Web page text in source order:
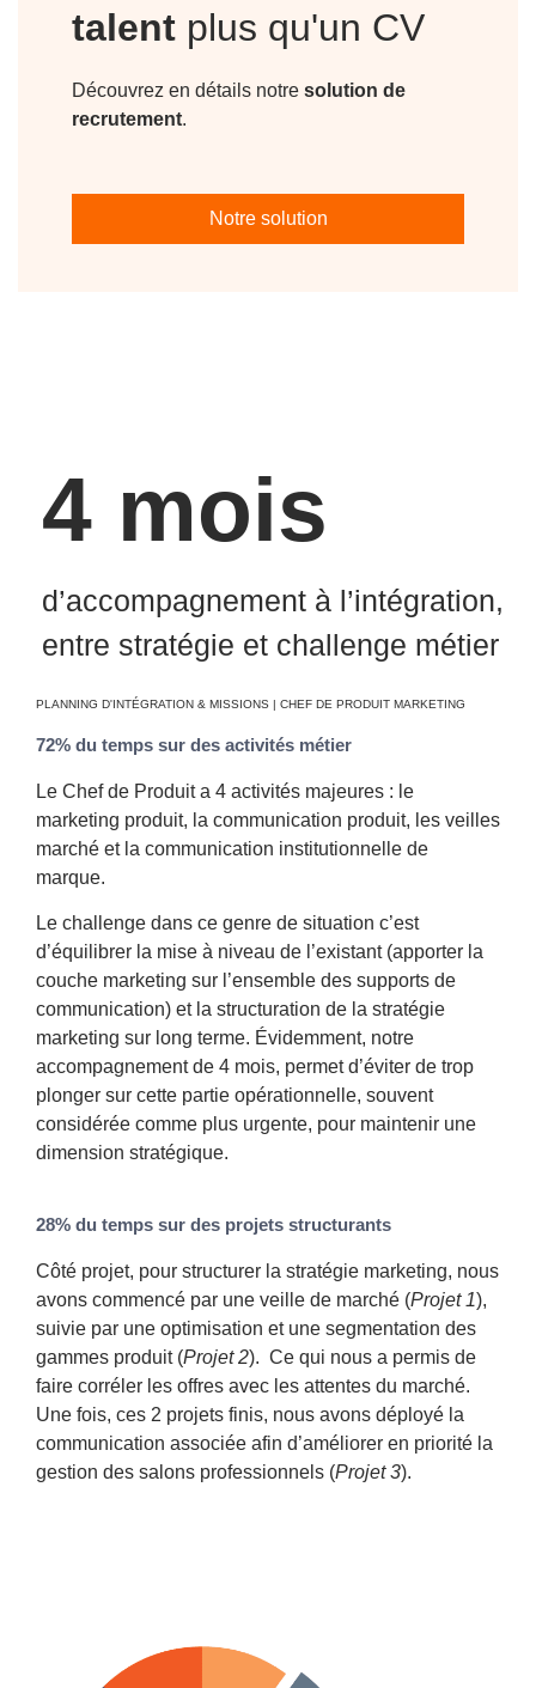
talent plus qu'un CV
Découvrez en détails notre solution de
recrutement.
Notre solution
4 mois
d’accompagnement à l’intégration,
entre stratégie et challenge métier
PLANNING D'INTÉGRATION & MISSIONS | CHEF DE PRODUIT MARKETING
72% du temps sur des activités métier
Le Chef de Produit a 4 activités majeures : le
marketing produit, la communication produit, les veilles
marché et la communication institutionnelle de
marque.
Le challenge dans ce genre de situation c’est
d’équilibrer la mise à niveau de l’existant (apporter la
couche marketing sur l’ensemble des supports de
communication) et la structuration de la stratégie
marketing sur long terme. Évidemment, notre
accompagnement de 4 mois, permet d’éviter de trop
plonger sur cette partie opérationnelle, souvent
considérée comme plus urgente, pour maintenir une
dimension stratégique.
28% du temps sur des projets structurants
Côté projet, pour structurer la stratégie marketing, nous
avons commencé par une veille de marché (Projet 1),
suivie par une optimisation et une segmentation des
gammes produit (Projet 2). Ce qui nous a permis de
faire corréler les offres avec les attentes du marché.
Une fois, ces 2 projets finis, nous avons déployé la
communication associée afin d’améliorer en priorité la
gestion des salons professionnels (Projet 3).